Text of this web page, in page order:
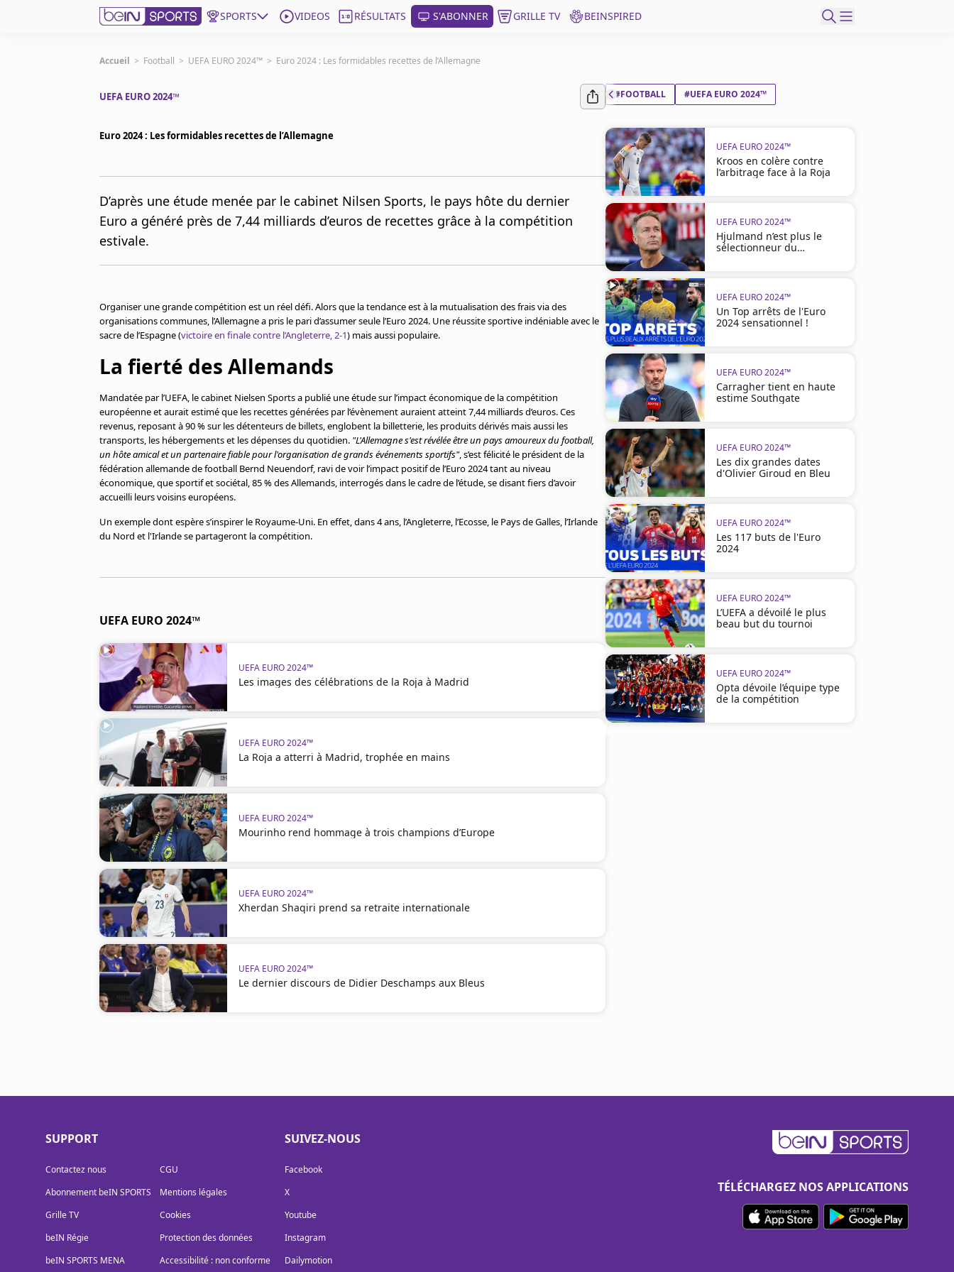
SPORTS VIDEOS RÉSULTATS S'ABONNER GRILLE TV BEINSPIRED
beIN SPORTS CONNECT
France
Gérer les notifications
Contactez nous
Mentions légales
Protection des données
Paramétrer mon consentement
Accueil > Football > UEFA EURO 2024™ > Euro 2024 : Les formidables recettes de l’Allemagne
UEFA EURO 2024™
Euro 2024 : Les formidables recettes de l’Allemagne
D’après une étude menée par le cabinet Nilsen Sports, le pays hôte du dernier
Euro a généré près de 7,44 milliards d’euros de recettes grâce à la compétition
estivale.
Organiser une grande compétition est un réel défi. Alors que la tendance est à la mutualisation des frais via des
organisations communes, l’Allemagne a pris le pari d’assumer seule l’Euro 2024. Une réussite sportive indéniable avec le
sacre de l’Espagne (victoire en finale contre l’Angleterre, 2-1) mais aussi populaire.
La fierté des Allemands
Mandatée par l’UEFA, le cabinet Nielsen Sports a publié une étude sur l’impact économique de la compétition
européenne et aurait estimé que les recettes générées par l’évènement auraient atteint 7,44 milliards d’euros. Ces
revenus, reposant à 90 % sur les détenteurs de billets, englobent la billetterie, les produits dérivés mais aussi les
transports, les hébergements et les dépenses du quotidien. "L'Allemagne s'est révélée être un pays amoureux du football,
un hôte amical et un partenaire fiable pour l'organisation de grands événements sportifs", s’est félicité le président de la
fédération allemande de football Bernd Neuendorf, ravi de voir l’impact positif de l’Euro 2024 tant au niveau
économique, que sportif et sociétal, 85 % des Allemands, interrogés dans le cadre de l’étude, se disant fiers d’avoir
accueilli leurs voisins européens.
Un exemple dont espère s’inspirer le Royaume-Uni. En effet, dans 4 ans, l’Angleterre, l’Ecosse, le Pays de Galles, l’Irlande
du Nord et l'Irlande se partageront la compétition.
UEFA EURO 2024™
UEFA EURO 2024™
Les images des célébrations de la Roja à Madrid
UEFA EURO 2024™
La Roja a atterri à Madrid, trophée en mains
UEFA EURO 2024™
Mourinho rend hommage à trois champions d’Europe
UEFA EURO 2024™
Xherdan Shaqiri prend sa retraite internationale
UEFA EURO 2024™
Le dernier discours de Didier Deschamps aux Bleus
#FOOTBALL #UEFA EURO 2024™
UEFA EURO 2024™
Kroos en colère contre
l’arbitrage face à la Roja
UEFA EURO 2024™
Hjulmand n’est plus le
sélectionneur du
UEFA EURO 2024™
Un Top arrêts de l'Euro
2024 sensationnel !
UEFA EURO 2024™
Carragher tient en haute
estime Southgate
UEFA EURO 2024™
Les dix grandes dates
d'Olivier Giroud en Bleu
UEFA EURO 2024™
Les 117 buts de l'Euro
2024
UEFA EURO 2024™
L’UEFA a dévoilé le plus
beau but du tournoi
UEFA EURO 2024™
Opta dévoile l’équipe type
de la compétition
SUPPORT
Contactez nous
Abonnement beIN SPORTS
Grille TV
beIN Régie
beIN SPORTS MENA
CGU
Mentions légales
Cookies
Protection des données
Accessibilité : non conforme
SUIVEZ-NOUS
Facebook
X
Youtube
Instagram
Dailymotion
TÉLÉCHARGEZ NOS APPLICATIONS